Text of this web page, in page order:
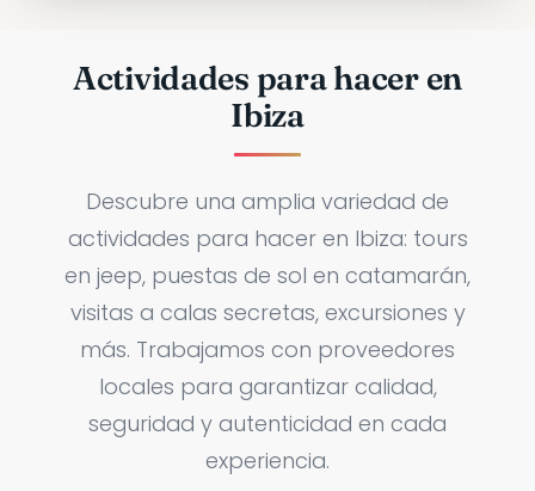
Actividades para hacer en
Ibiza
Descubre una amplia variedad de
actividades para hacer en Ibiza: tours
en jeep, puestas de sol en catamarán,
visitas a calas secretas, excursiones y
más. Trabajamos con proveedores
locales para garantizar calidad,
seguridad y autenticidad en cada
experiencia.